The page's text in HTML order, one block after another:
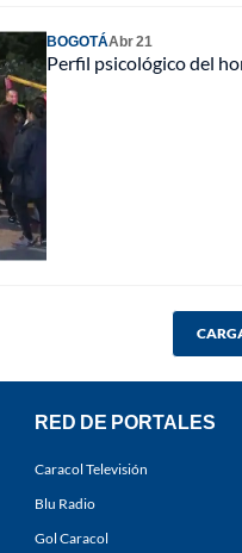
BOGOTÁAbr 21
Perfil psicológico del
RED DE PORTALES
Caracol Televisión
Blu Radio
Gol Caracol